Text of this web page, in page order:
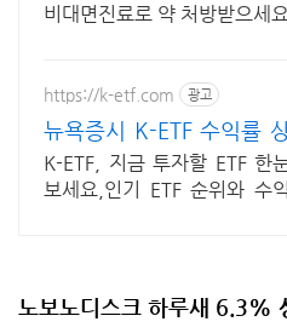
비대면진료로 약 처방받으세
https://k-etf.com 광고
뉴욕증시 K-ETF 수익률
한눈에!
K-ETF, 지금 투자할 ETF 한
보세요,인기 ETF 순위와 수
노보노디스크 하루새 6.3%